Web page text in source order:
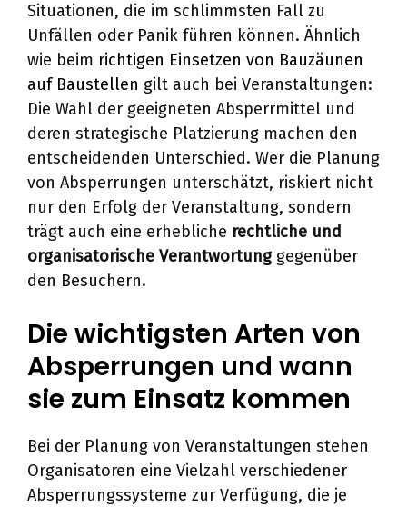
Situationen, die im schlimmsten Fall zu
Unfällen oder Panik führen können. Ähnlich
wie beim richtigen Einsetzen von Bauzäunen
auf Baustellen gilt auch bei Veranstaltungen:
Die Wahl der geeigneten Absperrmittel und
deren strategische Platzierung machen den
entscheidenden Unterschied. Wer die Planung
von Absperrungen unterschätzt, riskiert nicht
nur den Erfolg der Veranstaltung, sondern
trägt auch eine erhebliche rechtliche und
organisatorische Verantwortunggegenüber
den Besuchern.
Die wichtigsten Arten von
Absperrungen und wann
sie zum Einsatz kommen
Bei der Planung von Veranstaltungen stehen
Organisatoren eine Vielzahl verschiedener
Absperrungssysteme zur Verfügung, die je